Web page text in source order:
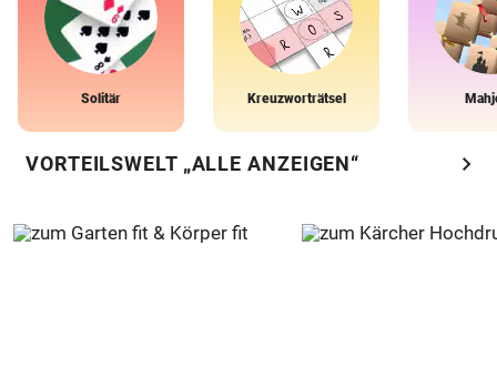
Solitär Kreuzworträtsel
VORTEILSWELT „ALLE ANZEIGEN“ chevron_right